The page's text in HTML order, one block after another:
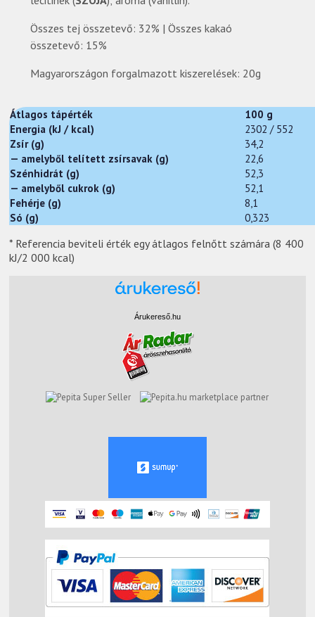
Összes tej összetevő: 32% | Összes kakaó
összetevő: 15%
Magyarországon forgalmazott kiszerelések: 20g
Átlagos tápérték
100 g
Energia (kJ / kcal)
2302 / 552
Zsír (g)
34,2
— amelyből telített zsírsavak (g)
22,6
Szénhidrát (g)
52,3
— amelyből cukrok (g)
52,1
Fehérje (g)
8,1
Só (g)
0,323
* Referencia beviteli érték egy átlagos felnőtt számára (8 400
kJ/2 000 kcal)
Árukereső.hu
marketplace partner